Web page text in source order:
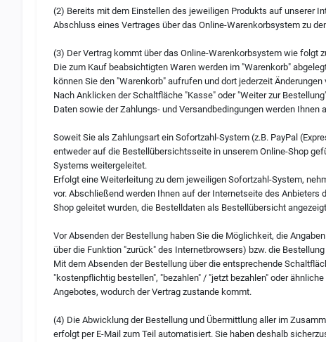
(2) Bereits mit dem Einstellen des jeweiligen Produkts auf unserer
Abschluss eines Vertrages über das Online-Warenkorbsystem zu
(3) Der Vertrag kommt über das Online-Warenkorbsystem wie folgt
Die zum Kauf beabsichtigten Waren werden im "Warenkorb"
können Sie den "Warenkorb" aufrufen und dort jederzeit Änderungen
Nach Anklicken der Schaltfläche "Kasse" oder "Weiter zur
Daten sowie der Zahlungs- und Versandbedingungen werden
Soweit Sie als Zahlungsart ein Sofortzahl-System (z.B. PayPal
entweder auf die Bestellübersichtsseite in unserem Online-Shop
Systems weitergeleitet.
Erfolgt eine Weiterleitung zu dem jeweiligen Sofortzahl-System,
vor. Abschließend werden Ihnen auf der Internetseite des
Shop geleitet wurden, die Bestelldaten als Bestellübersicht
Vor Absenden der Bestellung haben Sie die Möglichkeit, die
über die Funktion "zurück" des Internetbrowsers) bzw. die
Mit dem Absenden der Bestellung über die entsprechende
"kostenpflichtig bestellen", "bezahlen" / "jetzt bezahlen" oder
Angebotes, wodurch der Vertrag zustande kommt.
(4) Die Abwicklung der Bestellung und Übermittlung aller im
erfolgt per E-Mail zum Teil automatisiert. Sie haben deshalb